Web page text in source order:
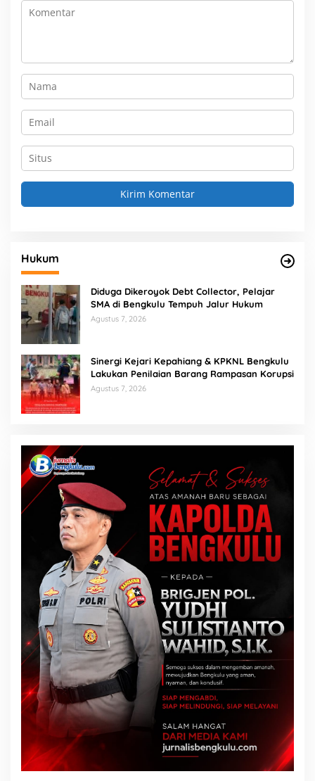
Hukum
Diduga Dikeroyok Debt Collector, Pelajar
SMA di Bengkulu Tempuh Jalur Hukum
Agustus 7, 2026
Sinergi Kejari Kepahiang & KPKNL Bengkulu
Lakukan Penilaian Barang Rampasan Korupsi
Agustus 7, 2026